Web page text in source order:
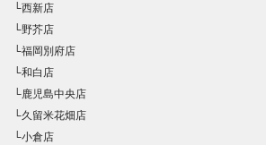
└西新店
└野芥店
└福岡別府店
└和白店
└鹿児島中央店
└久留米花畑店
└小倉店